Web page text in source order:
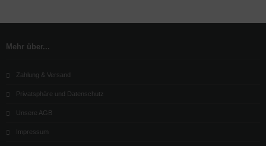
Mehr über...
Zahlung & Versand
Privatsphäre und Datenschutz
Unsere AGB
Impressum